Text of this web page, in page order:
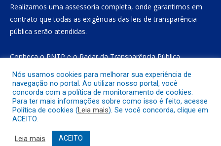
Realizamos uma assessoria completa, onde garantimos em
contrato que todas as exigências das leis de transparência
pública serão atendidas.
Conheça oPNTPe oRadar da Transparência Pública
Todos os direitos reservados a Prefeitura Municipal de Gurupá
Mapa do Site
Acessar o Webmail
Nós usamos cookies para melhorar sua experiência de
navegação no portal. Ao utilizar nosso portal, você
concorda com a política de monitoramento de cookies.
Para ter mais informações sobre como isso é feito, acesse
Política de cookies (Leia mais). Se você concorda, clique em
ACEITO.
Leia mais ACEITO